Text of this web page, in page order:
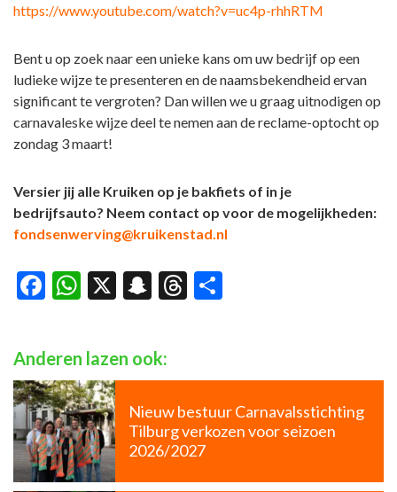
https://www.youtube.com/watch?v=uc4p-rhhRTM
Bent u op zoek naar een unieke kans om uw bedrijf op een
ludieke wijze te presenteren en de naamsbekendheid ervan
significant te vergroten? Dan willen we u graag uitnodigen op
carnavaleske wijze deel te nemen aan de reclame-optocht op
zondag 3 maart!
Versier jij alle Kruiken op je bakfiets of in je
bedrijfsauto? Neem contact op voor de mogelijkheden:
fondsenwerving@kruikenstad.nl
Facebook
WhatsApp
X Snapchat
Threads
Anderen lazen ook:
Nieuw bestuur Carnavalsstichting
Tilburg verkozen voor seizoen
2026/2027